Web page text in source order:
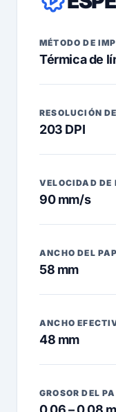
MÉTODO DE
Térmica de
RESOLUCIÓN
203 DPI
VELOCIDAD DE
90 mm/s
ANCHO DEL
58 mm
ANCHO
48 mm
GROSOR DEL